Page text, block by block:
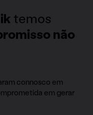
temos
não
connosco em
em gerar